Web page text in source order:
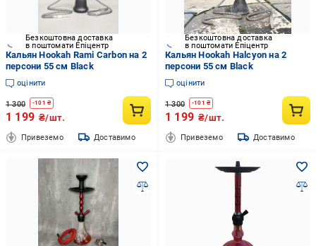
Безкоштовна доставка
в поштомати Епіцентр
Кальян Hookah Rami Carbon на 2
персони 55 см Black
оцінити
1 300 -101 ₴
1 199 ₴/шт.
Привеземо Доставимо
Безкоштовна доставка
в поштомати Епіцентр
Кальян Hookah Halcyon на 2
персони 55 см Black
оцінити
1 300 -101 ₴
1 199 ₴/шт.
Привеземо Доставимо